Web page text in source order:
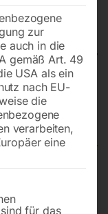
Ø 600
mm – 10 m
zur
auch in die
gemäß Art. 49
USA als ein
nach EU-
die
verarbeiten,
eine
die eine
für das